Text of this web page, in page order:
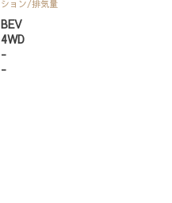
ション/排気量
BEV
4WD
-
-